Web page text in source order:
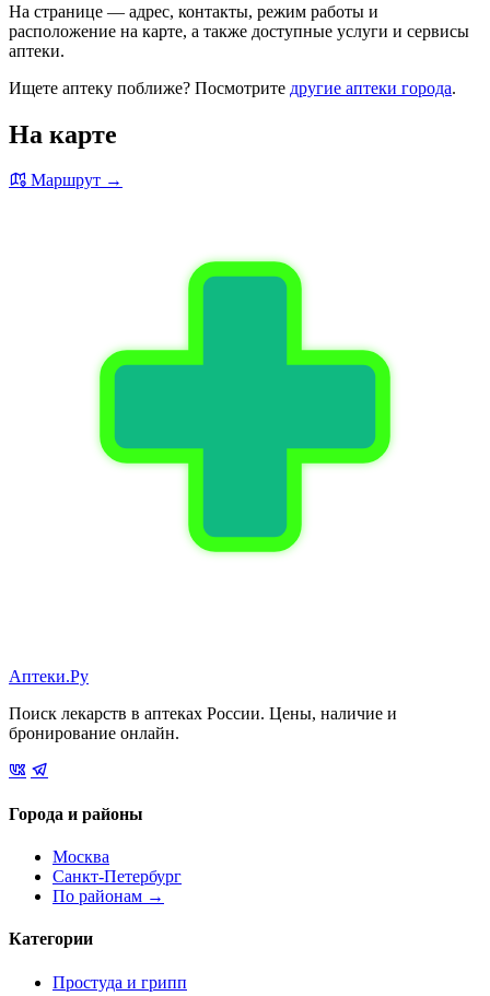
На странице — адрес, контакты, режим работы и
расположение на карте, а также доступные услуги и сервисы
аптеки.
Ищете аптеку поближе? Посмотрите другие аптеки города.
На карте
Маршрут →
Аптеки.Ру
Поиск лекарств в аптеках России. Цены, наличие и
бронирование онлайн.
Города и районы
Москва
Санкт-Петербург
По районам →
Категории
Простуда и грипп